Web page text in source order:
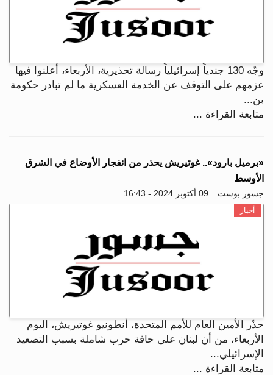
وجّه 130 جندياً إسرائيلياً رسالة تحذيرية، الأربعاء، أعلنوا فيها
عزمهم على التوقف عن الخدمة العسكرية ما لم تبادر حكومة
بن...
متابعة القراءة ...
«برميل بارود».. غوتيريش يحذر من انفجار الأوضاع في الشرق
الأوسط
جسور بوست 09 أكتوبر 2024 - 16:43
أخبار
حذّر الأمين العام للأمم المتحدة، أنطونيو غوتيريش، اليوم
الأربعاء، من أن لبنان على حافة حرب شاملة بسبب التصعيد
الإسرائيلي...
متابعة القراءة ...